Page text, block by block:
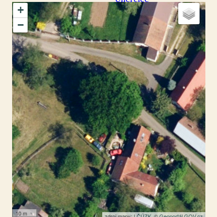
+
−
10 m
okres Chrudim
Úherčice
49.917647,15.682417
Kaple